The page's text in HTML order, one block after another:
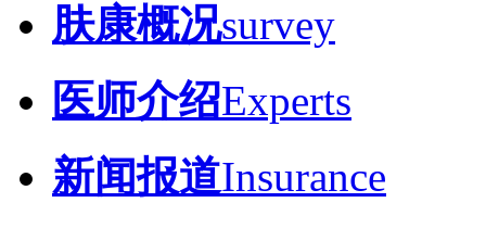
肤康概况survey
医师介绍Experts
新闻报道Insurance